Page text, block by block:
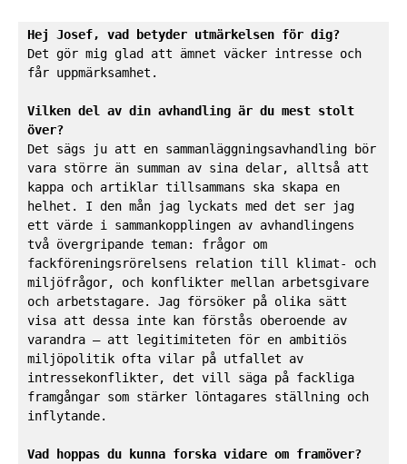
Hej Josef, vad betyder utmärkelsen för dig?
Det gör mig glad att ämnet väcker intresse och
får uppmärksamhet.
Vilken del av din avhandling är du mest stolt
Det sägs ju att en sammanläggningsavhandling bör
vara större än summan av sina delar, alltså att
kappa och artiklar tillsammans ska skapa en
helhet. I den mån jag lyckats med det ser jag
ett värde i sammankopplingen av avhandlingens
två övergripande teman: frågor om
fackföreningsrörelsens relation till klimat- och
miljöfrågor, och konflikter mellan arbetsgivare
och arbetstagare. Jag försöker på olika sätt
visa att dessa inte kan förstås oberoende av
varandra – att legitimiteten för en ambitiös
miljöpolitik ofta vilar på utfallet av
intressekonflikter, det vill säga på fackliga
framgångar som stärker löntagares ställning och
inflytande.